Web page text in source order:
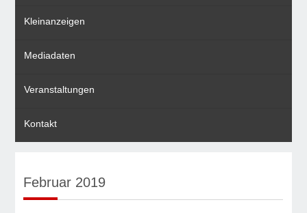
Kleinanzeigen
Mediadaten
Veranstaltungen
Kontakt
Februar 2019